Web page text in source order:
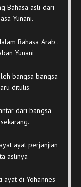
Bahasa asli dari
Yunani.
Bahasa Arab .
Yunani
bangsa bangsa
ditulis.
dari bangsa
ayat perjanjian
aslinya
ayat di Yohannes